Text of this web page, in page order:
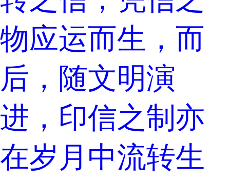
物应运而生，而
后，随文明演
进，印信之制亦
在岁月中流转生